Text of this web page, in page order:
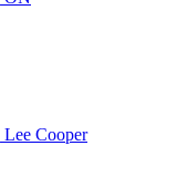
Lee Cooper